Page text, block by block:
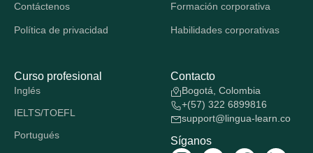
Contáctenos
Política de privacidad
Formación corporativa
Habilidades corporativas
Curso profesional
Inglés
IELTS/TOEFL
Portugués
Contacto
Bogotá, Colombia
+(57) 322 6899816
support@lingua-learn.co
Síganos